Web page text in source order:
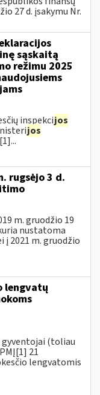
27 d. įsakymu Nr.
sąskaitą
režimu 2025
inspekcijos
jos
rugsėjo 3 d.
m. gruodžio 19
nustatoma
į 2021 m. gruodžio
lengvatų
(toliau
21
lengvatomis